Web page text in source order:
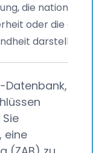
die nationale
oder die
darstellen.
Datenbank,
eine